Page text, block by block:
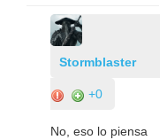
Stormblaster
+0
No, eso lo piensa